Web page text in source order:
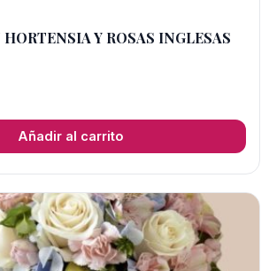
HORTENSIA Y ROSAS INGLESAS
Añadir al carrito